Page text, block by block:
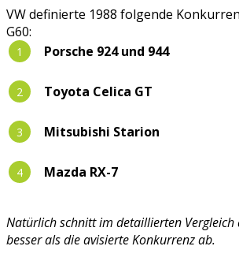
VW definierte 1988 folgende
G60:
Porsche 924 und 944
Toyota Celica GT
Mitsubishi Starion
Mazda RX-7
Natürlich schnitt im detaillierten Vergleich
besser als die avisierte Konkurrenz ab.